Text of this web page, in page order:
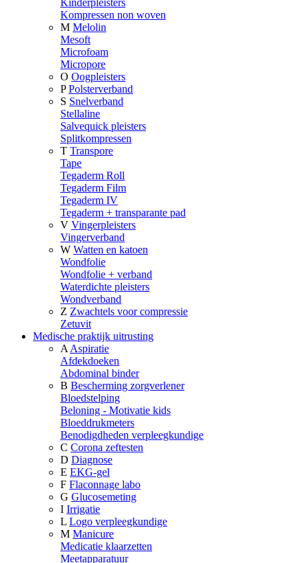
Kinderpleisters
Kompressen non woven
M Melolin
Mesoft
Microfoam
Micropore
O Oogpleisters
P Polsterverband
S Snelverband
Stellaline
Salvequick pleisters
Splitkompressen
T Transpore
Tape
Tegaderm Roll
Tegaderm Film
Tegaderm IV
Tegaderm + transparante pad
V Vingerpleisters
Vingerverband
W Watten en katoen
Wondfolie
Wondfolie + verband
Waterdichte pleisters
Wondverband
Z Zwachtels voor compressie
Zetuvit
Medische praktijk uitrusting
A Aspiratie
Afdekdoeken
Abdominal binder
B Bescherming zorgverlener
Bloedstelping
Beloning - Motivatie kids
Bloeddrukmeters
Benodigdheden verpleegkundige
C Corona zeftesten
D Diagnose
E EKG-gel
F Flaconnage labo
G Glucosemeting
I Irrigatie
L Logo verpleegkundige
M Manicure
Medicatie klaarzetten
Meetapparatuur